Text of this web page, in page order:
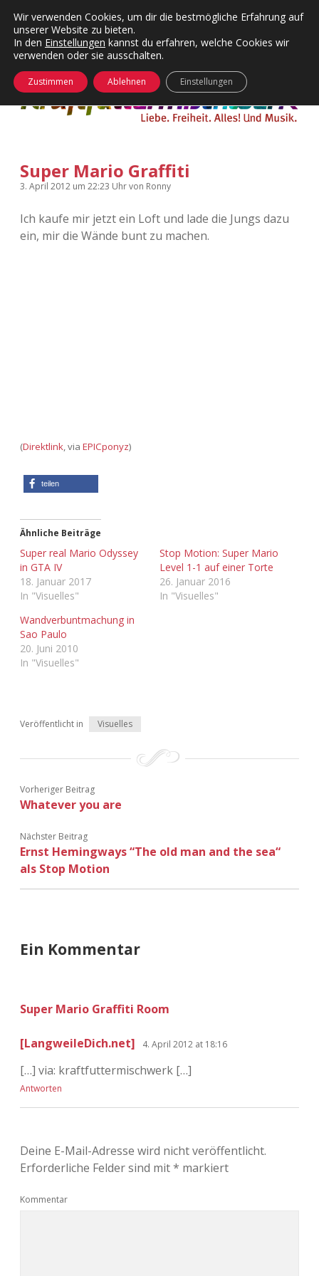
Kategorien
Menü
24 Hours Chilling
Die Wende
KFMW-Disco
Kopfkinomusik
KFMW-Disco
Dates
Contact
Menü
öffnen
Adventskalender 2010
Adventskalender 2016
Adventskalender 2019
Adventskalender 2020
Adventskalender 2021
Adventskalender 2024
öffnen
Super Mario Graffiti
3. April 2012 um 22:23 Uhrvon Ronny
Ich kaufe mir jetzt ein Loft und lade die Jungs dazu
ein, mir die Wände bunt zu machen.
(Direktlink, via EPICponyz)
teilen
Ähnliche Beiträge
Super real Mario Odyssey
in GTA IV
18. Januar 2017
In "Visuelles"
Stop Motion: Super Mario
Level 1-1 auf einer Torte
26. Januar 2016
In "Visuelles"
Wandverbuntmachung in
Sao Paulo
20. Juni 2010
In "Visuelles"
Veröffentlicht in Visuelles
Vorheriger Beitrag
Whatever you are
Nächster Beitrag
Ernst Hemingways “The old man and the sea“
als Stop Motion
Ein Kommentar
Super Mario Graffiti Room
[LangweileDich.net] 4. April 2012 at 18:16
[…] via: kraftfuttermischwerk […]
Antworten
Deine E-Mail-Adresse wird nicht veröffentlicht.
Erforderliche Felder sind mit* markiert
Kommentar
Wir verwenden Cookies, um dir die bestmögliche Erfahrung auf
unserer Website zu bieten.
In den Einstellungen kannst du erfahren, welche Cookies wir
verwenden oder sie ausschalten.
Zustimmen Ablehnen Einstellungen